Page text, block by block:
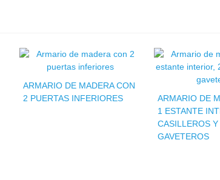
ARMARIO DE MADERA CON
2 PUERTAS INFERIORES
ARMARIO DE
1 ESTANTE
CASILLEROS Y
GAVETEROS